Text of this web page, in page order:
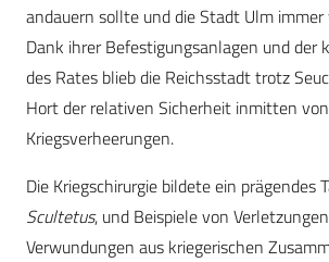
andauern sollte und die Stadt Ulm
Dank ihrer Befestigungsanlagen und der
des Rates blieb die Reichsstadt trotz
Hort der relativen Sicherheit inmitten
Kriegsverheerungen.
Die Kriegschirurgie bildete ein prägendes
Scultetus, und Beispiele von
Verwundungen aus kriegerischen